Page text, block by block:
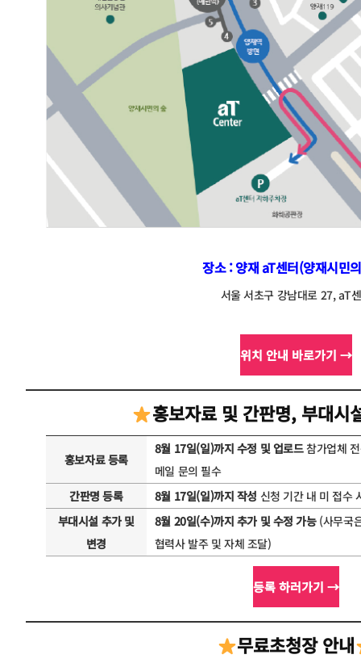
장소 : 양재 aT센터(양재시민
서울 서초구 강남대로 27, aT
위치 안내 바로가기 →
홍보자료 및 간판명, 부대시
홍보자료 등록
8월 17일(일)까지 수정 및 업로드참가업체
메일 문의 필수
간판명 등록
8월 17일(일)까지 작성 신청 기간 내 미 접수
부대시설 추가 및
변경
8월 20일(수)까지 추가 및 수정 가능(사무국
협력사 발주 및 자체 조달)
등록 하러가기 →
무료초청장 안내